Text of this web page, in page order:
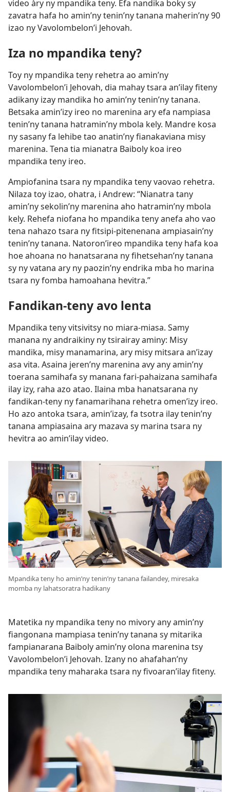
video àry ny mpandika teny. Efa nandika boky sy
zavatra hafa ho amin’ny tenin’ny tanana maherin’ny 90
izao ny Vavolombelon’i Jehovah.
Iza no mpandika teny?
Toy ny mpandika teny rehetra ao amin’ny
Vavolombelon’i Jehovah, dia mahay tsara an’ilay fiteny
adikany izay mandika ho amin’ny tenin’ny tanana.
Betsaka amin’izy ireo no marenina ary efa nampiasa
tenin’ny tanana hatramin’ny mbola kely. Mandre kosa
ny sasany fa lehibe tao anatin’ny fianakaviana misy
marenina. Tena tia mianatra Baiboly koa ireo
mpandika teny ireo.
Ampiofanina tsara ny mpandika teny vaovao rehetra.
Nilaza toy izao, ohatra, i Andrew: “Nianatra tany
amin’ny sekolin’ny marenina aho hatramin’ny mbola
kely. Rehefa niofana ho mpandika teny anefa aho vao
tena nahazo tsara ny fitsipi-pitenenana ampiasain’ny
tenin’ny tanana. Natoron’ireo mpandika teny hafa koa
hoe ahoana no hanatsarana ny fihetsehan’ny tanana
sy ny vatana ary ny paozin’ny endrika mba ho marina
tsara ny fomba hamoahana hevitra.”
Fandikan-teny avo lenta
Mpandika teny vitsivitsy no miara-miasa. Samy
manana ny andraikiny ny tsirairay aminy: Misy
mandika, misy manamarina, ary misy mitsara an’izay
asa vita. Asaina jeren’ny marenina avy any amin’ny
toerana samihafa sy manana fari-pahaizana samihafa
ilay izy, raha azo atao. Ilaina mba hanatsarana ny
fandikan-teny ny fanamarihana rehetra omen’izy ireo.
Ho azo antoka tsara, amin’izay, fa tsotra ilay tenin’ny
tanana ampiasaina ary mazava sy marina tsara ny
hevitra ao amin’ilay video.
Mpandika teny ho amin’ny tenin’ny tanana failandey, miresaka
momba ny lahatsoratra hadikany
Matetika ny mpandika teny no mivory any amin’ny
fiangonana mampiasa tenin’ny tanana sy mitarika
fampianarana Baiboly amin’ny olona marenina tsy
Vavolombelon’i Jehovah. Izany no ahafahan’ny
mpandika teny maharaka tsara ny fivoaran’ilay fiteny.